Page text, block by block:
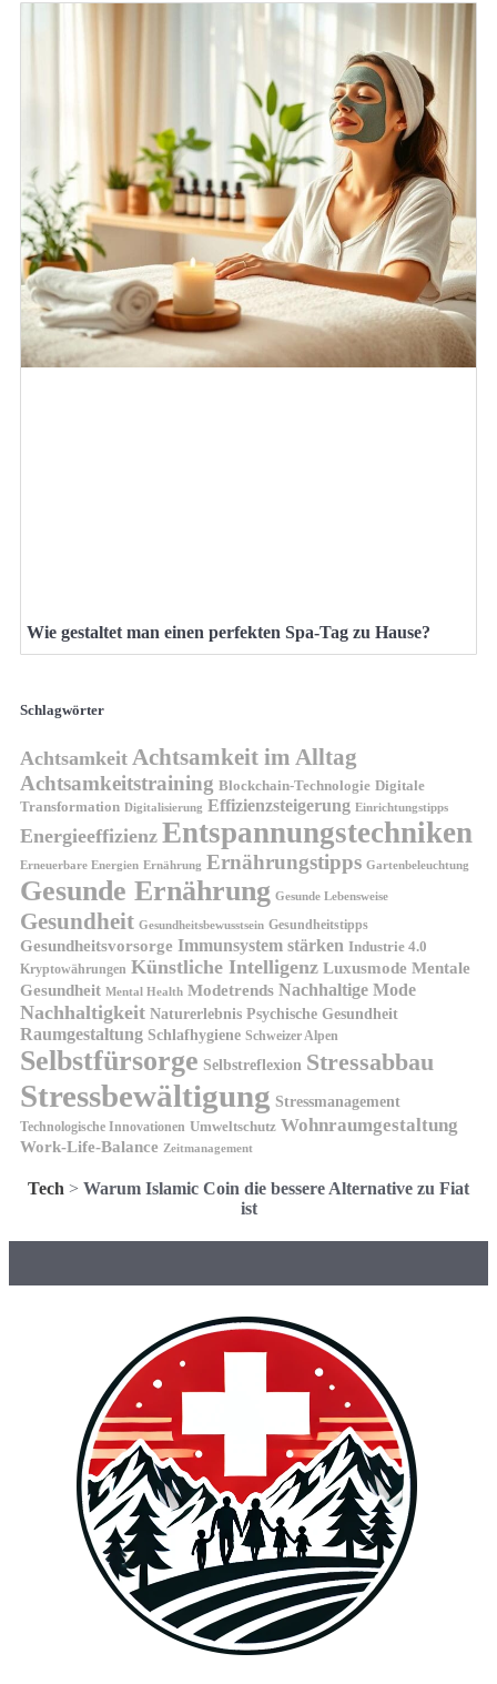
Wie gestaltet man einen perfekten Spa-Tag zu Hause?
Schlagwörter
Achtsamkeit Achtsamkeit im Alltag
Achtsamkeitstraining Blockchain-Technologie Digitale
Transformation Digitalisierung Effizienzsteigerung Einrichtungstipps
Energieeffizienz Entspannungstechniken
Erneuerbare Energien Ernährung Ernährungstipps Gartenbeleuchtung
Gesunde Ernährung Gesunde Lebensweise
Gesundheit Gesundheitsbewusstsein Gesundheitstipps
Gesundheitsvorsorge Immunsystem stärken Industrie 4.0
Kryptowährungen Künstliche Intelligenz Luxusmode Mentale
Gesundheit Mental Health Modetrends Nachhaltige Mode
Nachhaltigkeit Naturerlebnis Psychische Gesundheit
Raumgestaltung Schlafhygiene Schweizer Alpen
Selbstfürsorge Selbstreflexion Stressabbau
Stressbewältigung Stressmanagement
Technologische Innovationen Umweltschutz Wohnraumgestaltung
Work-Life-Balance Zeitmanagement
Tech > Warum Islamic Coin die bessere Alternative zu Fiat
ist